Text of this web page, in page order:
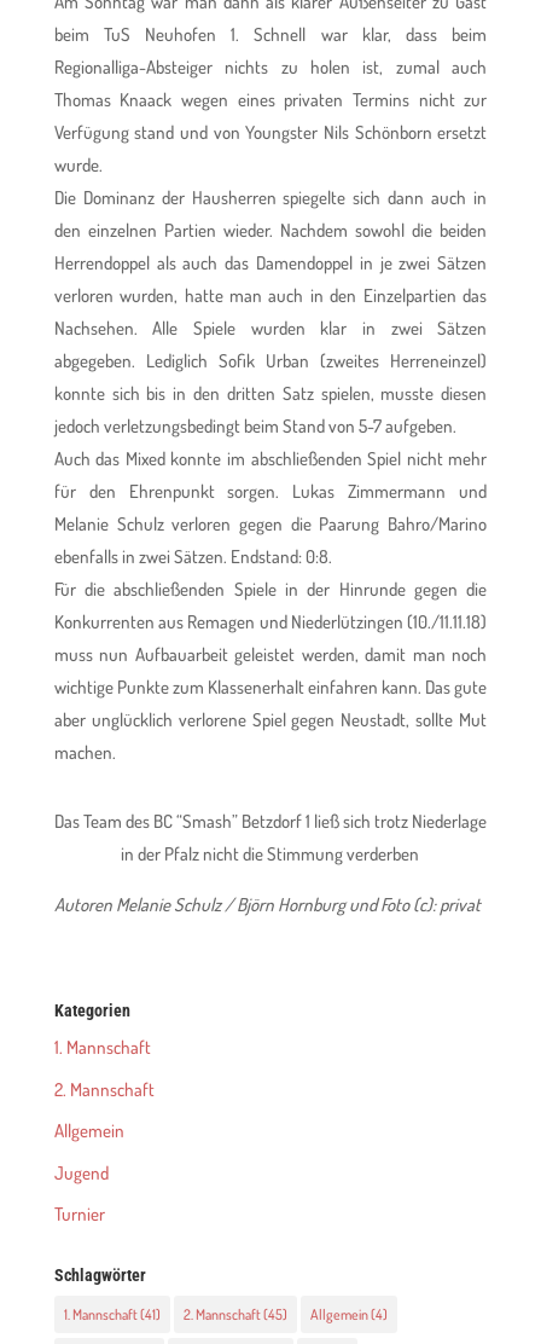
beim TuS Neuhofen 1. Schnell war klar, dass beim
Regionalliga-Absteiger nichts zu holen ist, zumal auch
Thomas Knaack wegen eines privaten Termins nicht zur
Verfügung stand und von Youngster Nils Schönborn ersetzt
wurde.
Die Dominanz der Hausherren spiegelte sich dann auch in
den einzelnen Partien wieder. Nachdem sowohl die beiden
Herrendoppel als auch das Damendoppel in je zwei Sätzen
verloren wurden, hatte man auch in den Einzelpartien das
Nachsehen. Alle Spiele wurden klar in zwei Sätzen
abgegeben. Lediglich Sofik Urban (zweites Herreneinzel)
konnte sich bis in den dritten Satz spielen, musste diesen
jedoch verletzungsbedingt beim Stand von 5-7 aufgeben.
Auch das Mixed konnte im abschließenden Spiel nicht mehr
für den Ehrenpunkt sorgen. Lukas Zimmermann und
Melanie Schulz verloren gegen die Paarung Bahro/Marino
ebenfalls in zwei Sätzen. Endstand: 0:8.
Für die abschließenden Spiele in der Hinrunde gegen die
Konkurrenten aus Remagen und Niederlützingen (10./11.11.18)
muss nun Aufbauarbeit geleistet werden, damit man noch
wichtige Punkte zum Klassenerhalt einfahren kann. Das gute
aber unglücklich verlorene Spiel gegen Neustadt, sollte Mut
machen.
Das Team des BC “Smash” Betzdorf 1 ließ sich trotz Niederlage
in der Pfalz nicht die Stimmung verderben
Autoren Melanie Schulz / Björn Hornburg und Foto (c): privat
Kategorien
1. Mannschaft
2. Mannschaft
Allgemein
Jugend
Turnier
Schlagwörter
1. Mannschaft(41) 2. Mannschaft(45) Allgemein(4)